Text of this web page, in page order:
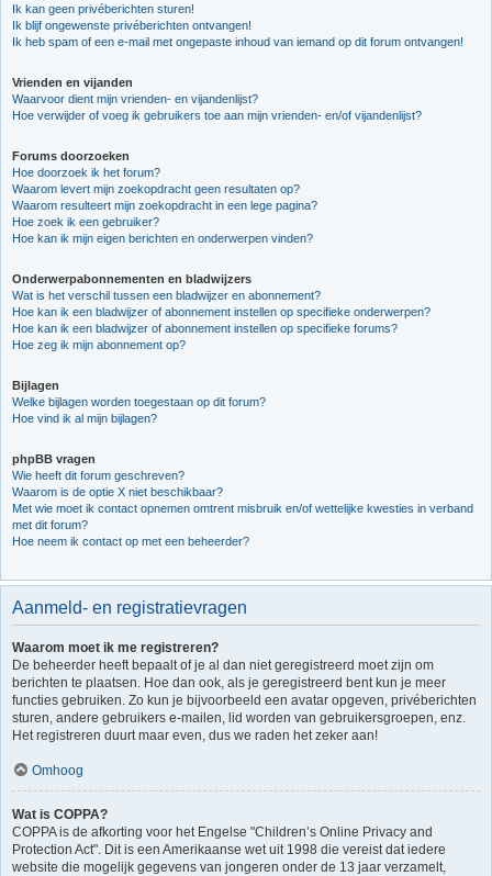
Ik kan geen privéberichten sturen!
Ik blijf ongewenste privéberichten ontvangen!
Ik heb spam of een e-mail met ongepaste inhoud van iemand op dit forum ontvangen!
Vrienden en vijanden
Waarvoor dient mijn vrienden- en vijandenlijst?
Hoe verwijder of voeg ik gebruikers toe aan mijn vrienden- en/of vijandenlijst?
Forums doorzoeken
Hoe doorzoek ik het forum?
Waarom levert mijn zoekopdracht geen resultaten op?
Waarom resulteert mijn zoekopdracht in een lege pagina?
Hoe zoek ik een gebruiker?
Hoe kan ik mijn eigen berichten en onderwerpen vinden?
Onderwerpabonnementen en bladwijzers
Wat is het verschil tussen een bladwijzer en abonnement?
Hoe kan ik een bladwijzer of abonnement instellen op specifieke onderwerpen?
Hoe kan ik een bladwijzer of abonnement instellen op specifieke forums?
Hoe zeg ik mijn abonnement op?
Bijlagen
Welke bijlagen worden toegestaan op dit forum?
Hoe vind ik al mijn bijlagen?
phpBB vragen
Wie heeft dit forum geschreven?
Waarom is de optie X niet beschikbaar?
Met wie moet ik contact opnemen omtrent misbruik en/of wettelijke kwesties in verband
met dit forum?
Hoe neem ik contact op met een beheerder?
Aanmeld- en registratievragen
Waarom moet ik me registreren?
De beheerder heeft bepaalt of je al dan niet geregistreerd moet zijn om
berichten te plaatsen. Hoe dan ook, als je geregistreerd bent kun je meer
functies gebruiken. Zo kun je bijvoorbeeld een avatar opgeven, privéberichten
sturen, andere gebruikers e-mailen, lid worden van gebruikersgroepen, enz.
Het registreren duurt maar even, dus we raden het zeker aan!
Omhoog
Wat is COPPA?
COPPA is de afkorting voor het Engelse "Children’s Online Privacy and
Protection Act". Dit is een Amerikaanse wet uit 1998 die vereist dat iedere
website die mogelijk gegevens van jongeren onder de 13 jaar verzamelt,